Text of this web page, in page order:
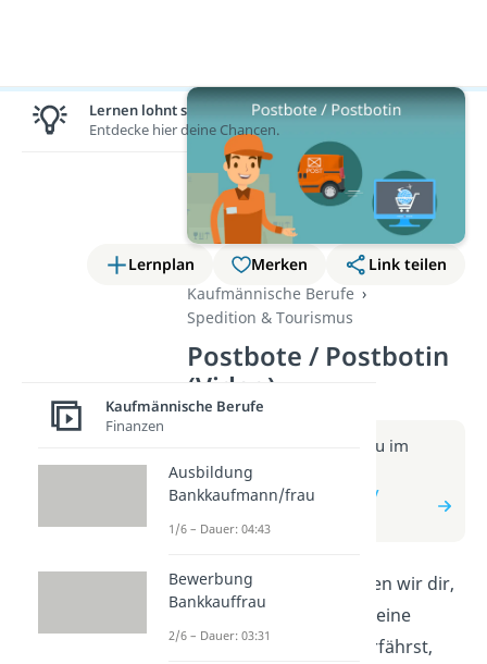
Lernplan Merken
Link teilen
Kaufmännische Berufe
Spedition & Tourismus
Postbote / Postbotin
(Video)
Weitere Infos erhältst du im
Beitrag zum Video
zum Beitrag: Postbote /
In diesem Video erklären wir dir,
was ein Postbote oder eine
Postbotin macht. Du erfährst,
Lernen lohnt sich!
Entdecke hier deine Chancen.
Kaufmännische Berufe
Finanzen
Ausbildung
Bankkaufmann/frau
1/6 – Dauer: 04:43
Bewerbung
Bankkauffrau
2/6 – Dauer: 03:31